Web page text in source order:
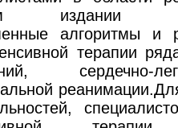
издании
алгоритмы и
терапии
сердечно-